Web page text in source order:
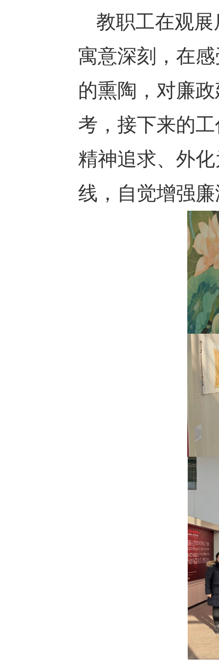
教职工在观
寓意深刻，在
的熏陶，对廉
考，接下来的
精神追求、外
线，自觉增强